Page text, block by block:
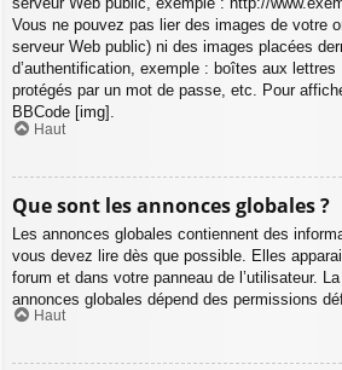
Vous ne pouvez pas lier des images de votre
serveur Web public) ni des images placées
d’authentification, exemple : boîtes aux
protégés par un mot de passe, etc. Pour
BBCode [img].
Haut
Que sont les annonces globales ?
Les annonces globales contiennent des
vous devez lire dès que possible. Elles
forum et dans votre panneau de l’utilisateur.
annonces globales dépend des permissions
Haut